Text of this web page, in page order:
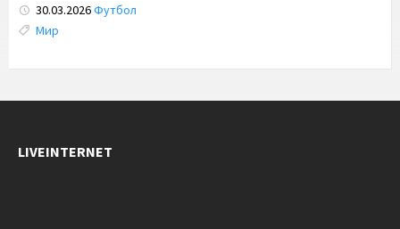
30.03.2026Футбол
Tags:
Мир
LIVEINTERNET